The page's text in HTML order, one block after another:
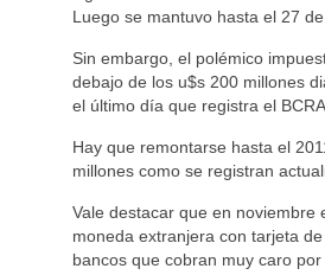
Luego se mantuvo hasta el 27
Sin embargo, el polémico
debajo de los u$s 200 millones
el último día que registra el
Hay que remontarse hasta el
millones como se registran
Vale destacar que en noviembre
moneda extranjera con tarjeta
bancos que cobran muy caro